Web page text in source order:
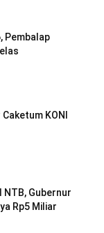
Pembalap
KONI
NTB, Gubernur
Rp5 Miliar